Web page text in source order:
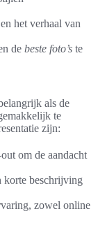
het verhaal van
de beste foto’s te
als de
te
zijn:
om de aandacht
korte beschrijving
zowel online